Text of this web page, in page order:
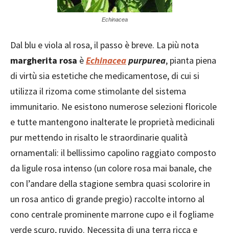
Echinacea
Dal blu e viola al rosa, il passo è breve. La più nota
margherita rosa èEchinaceapurpurea, pianta piena
di virtù sia estetiche che medicamentose, di cui si
utilizza il rizoma come stimolante del sistema
immunitario. Ne esistono numerose selezioni floricole
e tutte mantengono inalterate le proprietà medicinali
pur mettendo in risalto le straordinarie qualità
ornamentali: il bellissimo capolino raggiato composto
da ligule rosa intenso (un colore rosa mai banale, che
con l’andare della stagione sembra quasi scolorire in
un rosa antico di grande pregio) raccolte intorno al
cono centrale prominente marrone cupo e il fogliame
verde scuro, ruvido. Necessita di una terra ricca e